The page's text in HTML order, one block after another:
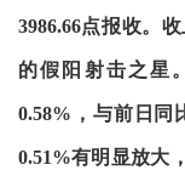
3986.66点报收。
的假阳射击之星
0.58%，与前日同
0.51%有明显放大